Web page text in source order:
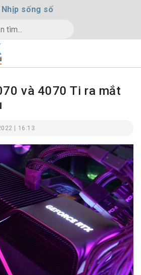
sống số
và 4070 Ti ra mắt
| 16:13